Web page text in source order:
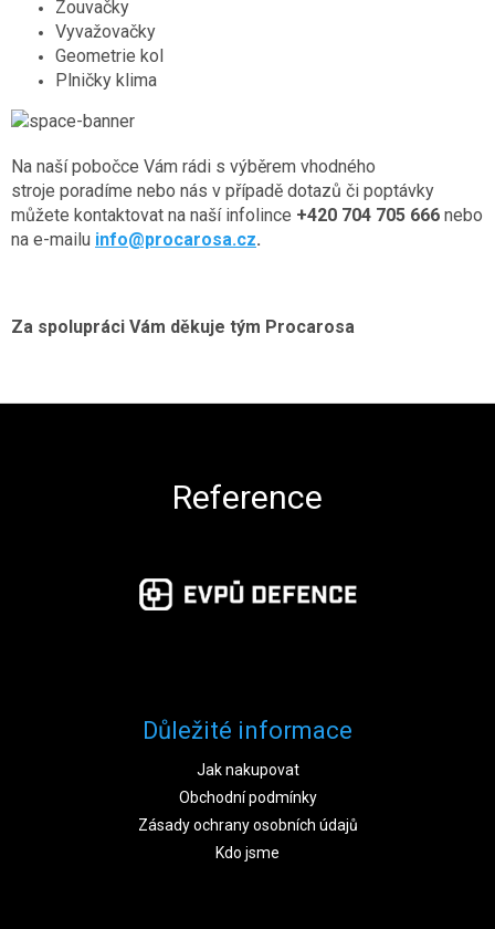
Zouvačky
Vyvažovačky
Geometrie kol
Plničky klima
Na naší pobočce Vám rádi s výběrem vhodného
stroje poradíme nebo nás v případě dotazů či poptávky
můžete kontaktovat na naší infolince +420 704 705 666 nebo
na e-mailu info@procarosa.cz.
Za spolupráci Vám děkuje tým Procarosa
Reference
Důležité informace
Jak nakupovat
Obchodní podmínky
Zásady ochrany osobních údajů
Kdo jsme